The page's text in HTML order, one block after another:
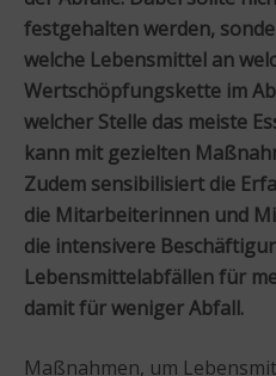
festgehalten werden,
welche Lebensmittel an
Wertschöpfungskette im
welcher Stelle das meiste
kann mit gezielten
Zudem sensibilisiert die
die Mitarbeiterinnen und
die intensivere
Lebensmittelabfällen für
damit für weniger Abfall.
Maßnahmen, um